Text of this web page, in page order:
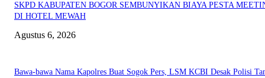
SKPD KABUPATEN BOGOR SEMBUNYIKAN BIAYA PESTA
DI HOTEL MEWAH
Agustus 6, 2026
Bawa-bawa Nama Kapolres Buat Sogok Pers, LSM KCBI Desak Polisi